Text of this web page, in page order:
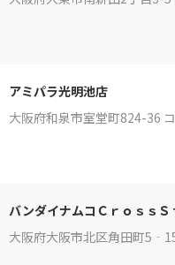
アミパラ光明池店
大阪府和泉市室堂町824-36
バンダイナムコＣｒｏｓｓ
大阪府大阪市北区角田町